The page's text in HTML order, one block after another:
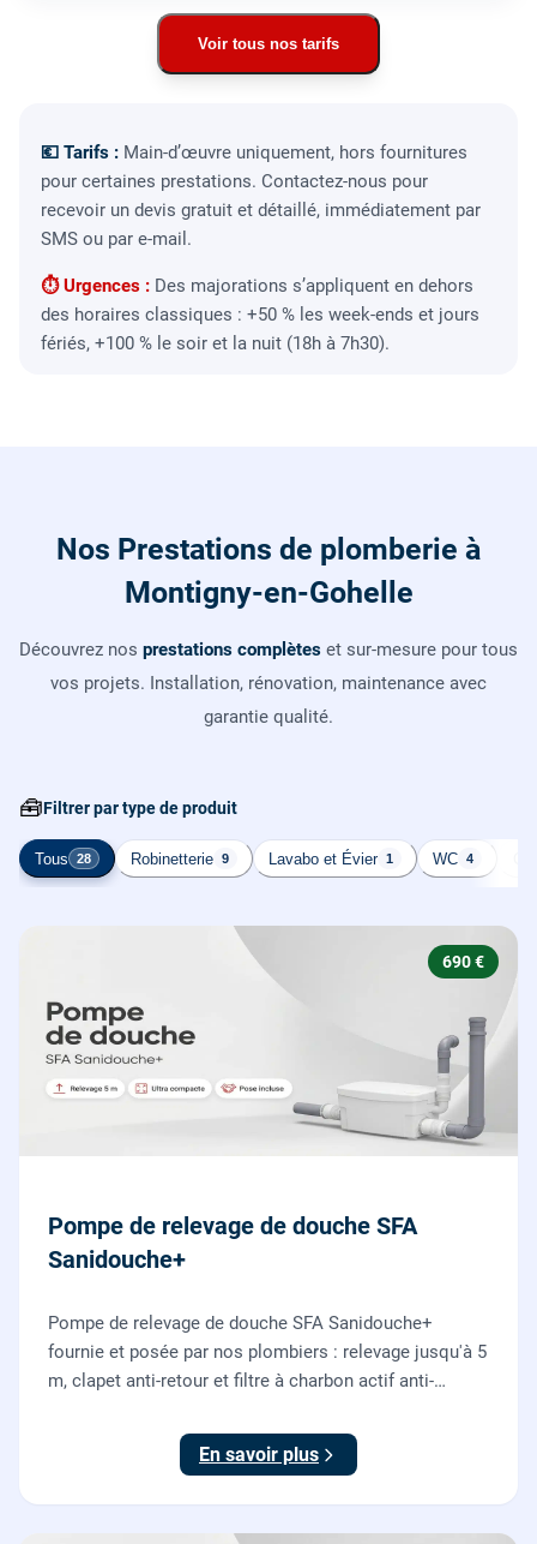
Voir tous nos tarifs
💶 Tarifs : Main-d’œuvre uniquement, hors fournitures
pour certaines prestations. Contactez-nous pour
recevoir un devis gratuit et détaillé, immédiatement par
SMS ou par e-mail.
⏱ Urgences : Des majorations s’appliquent en dehors
des horaires classiques : +50 % les week-ends et jours
fériés, +100 % le soir et la nuit (18h à 7h30).
Nos Prestations de plomberie à
Montigny-en-Gohelle
Découvrez nos prestations complètes et sur-mesure pour tous
vos projets. Installation, rénovation, maintenance avec
garantie qualité.
🧰Filtrer par type de produit
Tous 28 Robinetterie 9 Lavabo et Évier 1 WC 4
690 €
Pompe de relevage de douche SFA
Sanidouche+
Pompe de relevage de douche SFA Sanidouche+
fournie et posée par nos plombiers : relevage jusqu'à 5
m, clapet anti-retour et filtre à charbon actif anti-
En savoir plus